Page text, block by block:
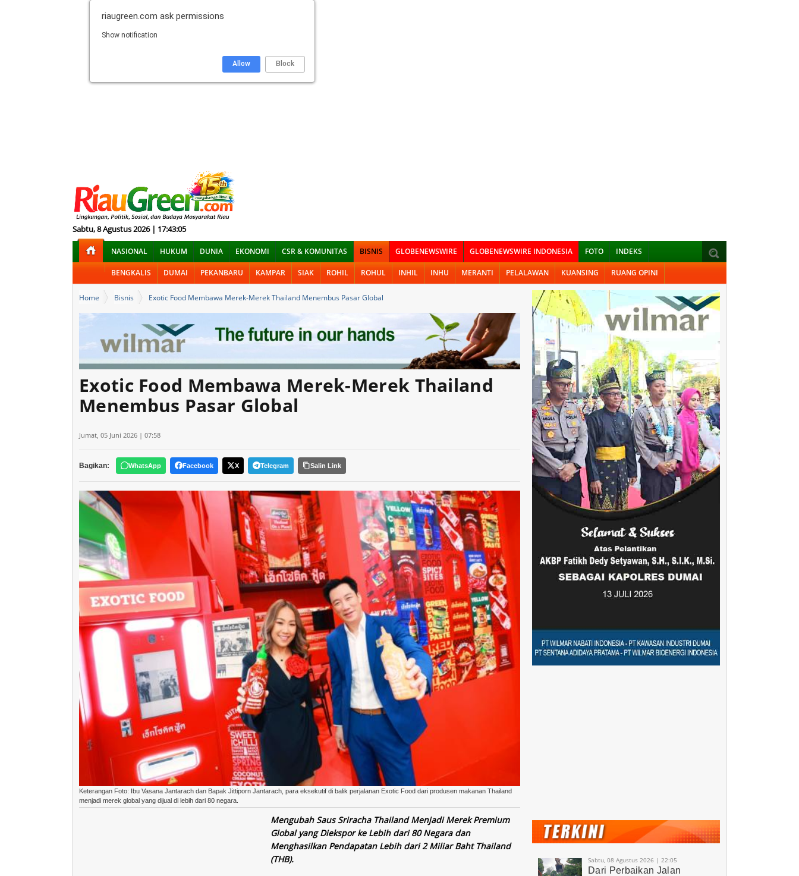
Sabtu, 8 Agustus 2026 | 17:43:07
NASIONAL HUKUM DUNIA EKONOMI CSR & KOMUNITAS BISNIS GLOBENEWSWIRE GLOBENEWSWIRE INDONESIA FOTO INDEKS
BENGKALIS DUMAI PEKANBARU KAMPAR SIAK ROHIL ROHUL INHIL INHU MERANTI PELALAWAN KUANSING RUANG OPINI
Home Bisnis Exotic Food Membawa Merek-Merek Thailand Menembus Pasar Global
Exotic Food Membawa Merek-Merek Thailand
Menembus Pasar Global
Jumat, 05 Juni 2026 | 07:58
Bagikan: WhatsApp Facebook X Telegram Salin Link
Keterangan Foto: Ibu Vasana Jantarach dan Bapak Jittiporn Jantarach, para eksekutif di balik perjalanan Exotic Food dari produsen makanan Thailand
menjadi merek global yang dijual di lebih dari 80 negara.
Mengubah Saus Sriracha Thailand Menjadi Merek Premium
Global yang Diekspor ke Lebih dari 80 Negara dan
Menghasilkan Pendapatan Lebih dari 2 Miliar Baht Thailand
(THB).
Sabtu, 08 Agustus 2026 | 22:05
Dari Perbaikan Jalan
riaugreen.com ask permissions
Show notification
Block
Allow